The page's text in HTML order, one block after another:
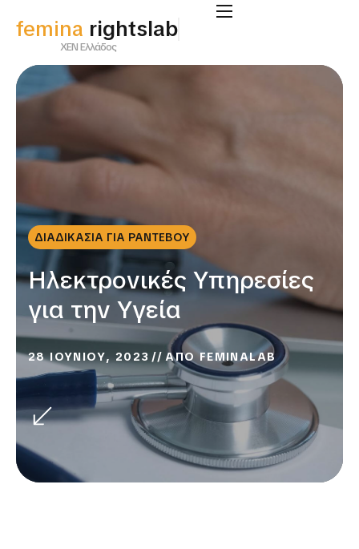
femina rightslab
ΧΕΝ Ελλάδος
ΔΙΑΔΙΚΑΣΙΑ ΓΙΑ ΡΑΝΤΕΒΟΥ
Ηλεκτρονικές Υπηρεσίες
για την Υγεία
28 ΙΟΥΝΙΟΥ, 2023 ΑΠΟFEMINALAB